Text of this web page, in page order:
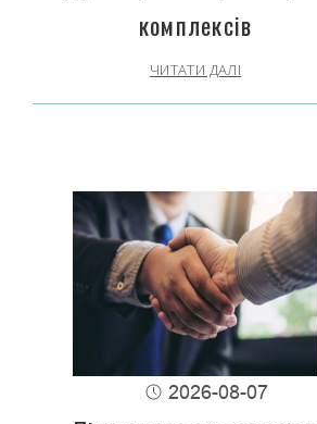
комплексів
ЧИТАТИ ДАЛІ
2026-08-07